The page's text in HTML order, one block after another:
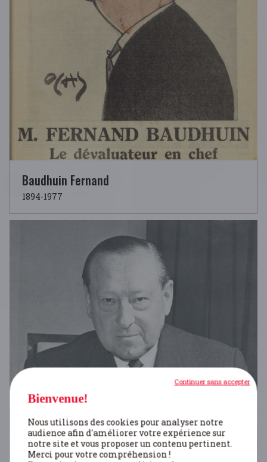
Baudhuin Fernand
1894-1977
Bienvenue!
Nous utilisons des cookies pour analyser notre
audience afin d'améliorer votre expérience sur
notre site et vous proposer un contenu pertinent.
Merci pour votre compréhension !
Continuer sans accepter